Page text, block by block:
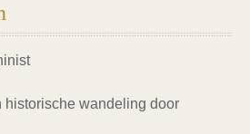
historische wandeling door